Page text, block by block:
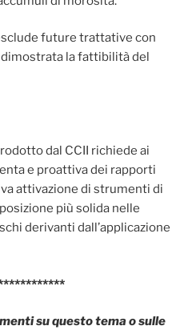
future trattative con
la fattibilità del
dal CCII richiede ai
e proattiva dei rapporti
attivazione di strumenti di
più solida nelle
derivanti dall’applicazione
su questo tema o sulle